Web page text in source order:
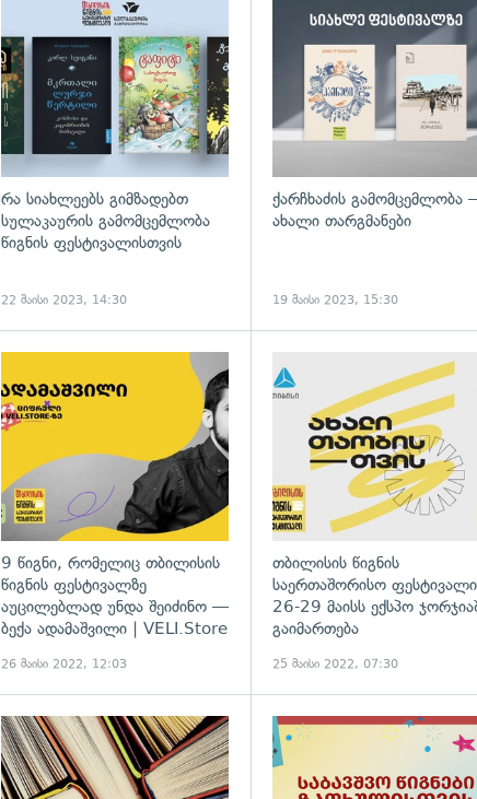
რა სიახლეებს გიმზადებთ
სულაკაურის გამომცემლობა
წიგნის ფესტივალისთვის
22 მაისი 2023, 14:30
ქარჩხაძის გამომცემლობა
ახალი თარგმანები
19 მაისი 2023, 15:30
9 წიგნი, რომელიც თბილისის
წიგნის ფესტივალზე
აუცილებლად უნდა შეიძინო —
ბექა ადამაშვილი | VELI.Store
26 მაისი 2022, 12:03
თბილისის წიგნის
საერთაშორისო ფესტივალი
26-29 მაისს ექსპო
გაიმართება
25 მაისი 2022, 07:30
გადახედვა